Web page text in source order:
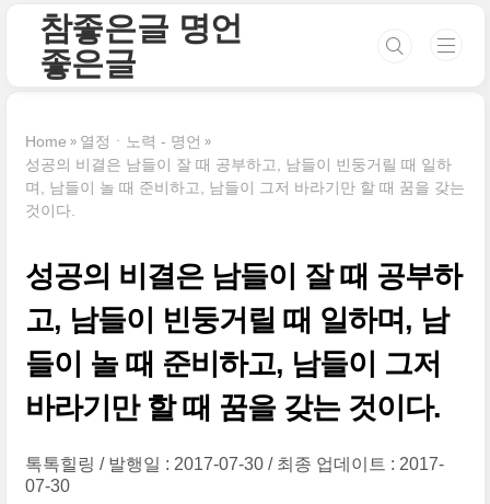
참좋은글 명언
좋은글
Home
열정ㆍ노력 - 명언
성공의 비결은 남들이 잘 때 공부하고, 남들이 빈둥거릴 때 일하
며, 남들이 놀 때 준비하고, 남들이 그저 바라기만 할 때 꿈을 갖는
것이다.
성공의 비결은 남들이 잘 때 공부하
고, 남들이 빈둥거릴 때 일하며, 남
들이 놀 때 준비하고, 남들이 그저
바라기만 할 때 꿈을 갖는 것이다.
톡톡힐링 발행일 : 2017-07-30
최종 업데이트 : 2017-
07-30